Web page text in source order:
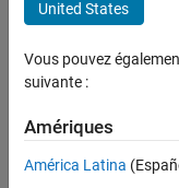
Programme destiné aux
Applications et outils
Gestion des
Actuellement,
United States
Vous pouvez
suivante :
Amériques
América Latina